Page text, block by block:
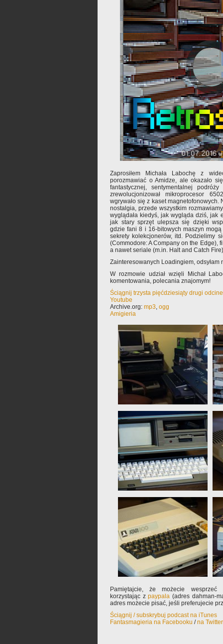
Zaprosiłem Michała Labochę z
porozmawiać o Amidze, ale okazało
fantastycznej, sentymentalnej
zrewolucjonizował mikroprocesor
wgrywało się z kaset
nostalgia, przede wszystkim
wyglądała kiedyś, jak wygląda dziś, jak
jak stary sprzęt ulepsza się dzięki
gdzie fani 8 i 16-bitowych maszyn
sekrety kolekcjonerów, itd. Podzielimy
(Commodore: A Company on the Edge),
a nawet seriale (m.in. Halt and Catch
Zainteresowanych Loadingiem, odsyłam
W rozmowie udział wzięli Michał
komentowania, polecania znajomym!
Ściągnij trzysta pięćdziesiąty drugi
Youtube
Archive.org: mp3, ogg
Amigieria
Pamiętajcie, że możecie wesprzeć
korzystając zpaypala (adres dahman-
adres możecie pisać, jeśli preferujecie
Ściągnij / subskrybuj podcast na iTunes
Fantasmagieria na Facebooku /na